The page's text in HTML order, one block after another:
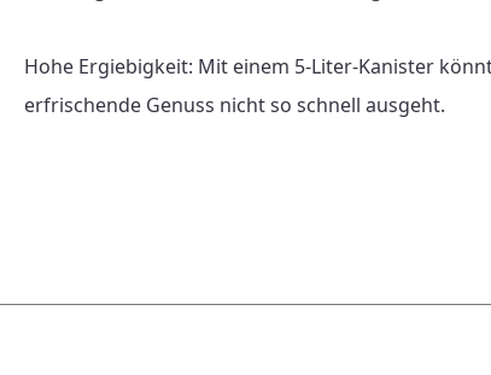
Hohe Ergiebigkeit: Mit einem 5-Liter-Kanister
erfrischende Genuss nicht so schnell ausgeht.